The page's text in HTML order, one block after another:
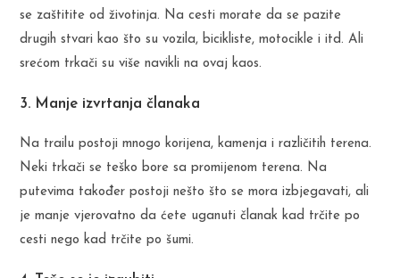
se zaštitite od životinja. Na cesti morate da se pazite
drugih stvari kao što su vozila, bicikliste, motocikle i itd. Ali
srećom trkači su više navikli na ovaj kaos.
3. Manje izvrtanja članaka
Na trailu postoji mnogo korijena, kamenja i različitih terena.
Neki trkači se teško bore sa promijenom terena. Na
putevima također postoji nešto što se mora izbjegavati, ali
je manje vjerovatno da ćete uganuti članak kad trčite po
cesti nego kad trčite po šumi.